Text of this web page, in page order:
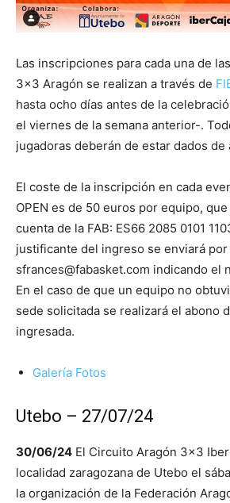
Las inscripciones para cada una de
3×3 Aragón se realizan a través de
hasta ocho días antes de la
el viernes de la semana anterior-.
jugadoras deberán de estar dados de
El coste de la inscripción en cada
OPEN es de 50 euros por equipo,
cuenta de la FAB: ES66 2085 0101
justificante del ingreso se enviará por
sfrances@fabasket.com indicando el
En el caso de que un equipo no
sede solicitada se realizará el abono
ingresada.
Galería Fotos
Utebo – 27/07/24
30/06/24 El Circuito Aragón 3×3
localidad zaragozana de Utebo el
la organización de la Federación